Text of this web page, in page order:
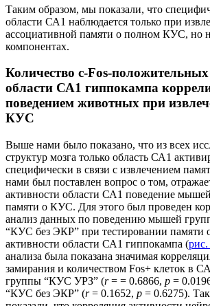
Таким образом, мы показали, что
области СА1 наблюдается только при
ассоциативной памяти о полном КУС, но
компонентах.
Количество с-Fos-
области СА1 гиппокампа
поведением животных при
КУС
Выше нами было показано, что из всех
структур мозга только область СА1
специфически в связи с извлечением
нами был поставлен вопрос о том,
активности области СА1 поведение
памяти о КУС. Для этого был проведен
анализ данных по поведению мышей
“КУС без ЭКР” при тестировании
активности области СА1 гиппокампа (рис.
анализа была показана значимая
замирания и количеством Fos+ клеток в
группы “КУС УРЗ” (r= = 0.6866, p =
“КУС без ЭКР” (r= 0.1652, p = 0.6275).